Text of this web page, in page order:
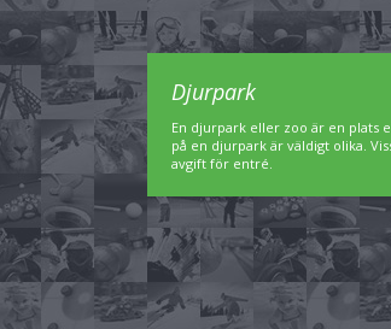
Djurpark
En djurpark eller zoo är en plats
på en djurpark är väldigt olika.
avgift för entré.